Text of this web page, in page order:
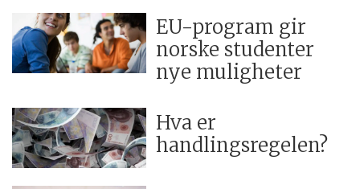
EU-program gir
norske studenter
nye muligheter
Hva er
handlingsregelen?